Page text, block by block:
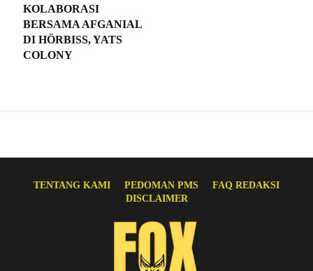
KOLABORASI
BERSAMA AFGANIAL
DI HÖRBISS, YATS
COLONY
TENTANG KAMI PEDOMAN PMS
FAQ REDAKSI
DISCLAIMER